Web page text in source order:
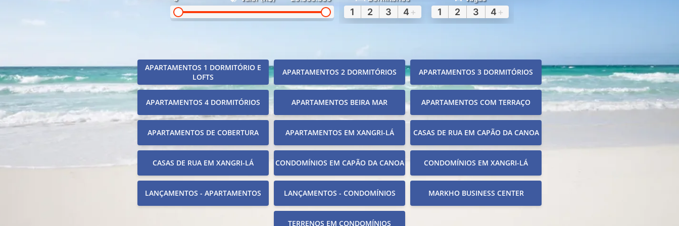
1 2 3 4 + 1 2 3 4 +
APARTAMENTOS 1 DORMITÓRIO E
LOFTS
APARTAMENTOS 2 DORMITÓRIOS APARTAMENTOS 3 DORMITÓRIOS
APARTAMENTOS 4 DORMITÓRIOS APARTAMENTOS BEIRA MAR APARTAMENTOS COM TERRAÇO
APARTAMENTOS DE COBERTURA APARTAMENTOS EM XANGRI-LÁ CASAS DE RUA EM CAPÃO DA CANOA
CASAS DE RUA EM XANGRI-LÁ CONDOMÍNIOS EM CAPÃO DA CANOA CONDOMÍNIOS EM XANGRI-LÁ
LANÇAMENTOS - APARTAMENTOS LANÇAMENTOS - CONDOMÍNIOS MARKHO BUSINESS CENTER
TERRENOS EM CONDOMÍNIOS